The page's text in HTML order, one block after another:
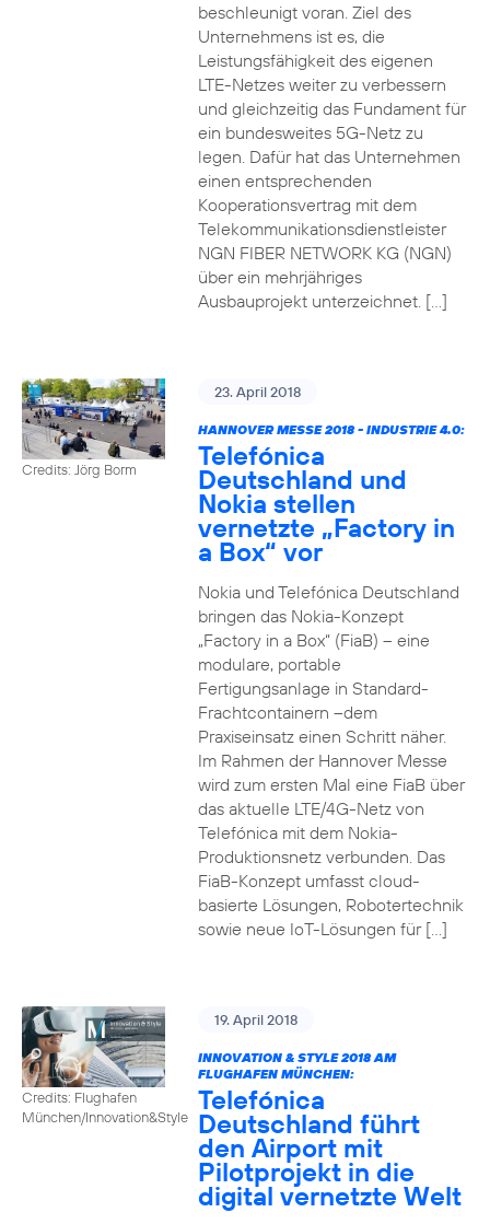
beschleunigt voran. Ziel des
Unternehmens ist es, die
Leistungsfähigkeit des eigenen
LTE-Netzes weiter zu verbessern
und gleichzeitig das Fundament für
ein bundesweites 5G-Netz zu
legen. Dafür hat das Unternehmen
einen entsprechenden
Kooperationsvertrag mit dem
Telekommunikationsdienstleister
NGN FIBER NETWORK KG (NGN)
über ein mehrjähriges
Ausbauprojekt unterzeichnet. […]
Credits: Jörg Borm
23. April 2018
HANNOVER MESSE 2018 - INDUSTRIE 4.0:
Telefónica
Deutschland und
Nokia stellen
vernetzte „Factory in
a Box“ vor
Nokia und Telefónica Deutschland
bringen das Nokia-Konzept
„Factory in a Box“ (FiaB) – eine
modulare, portable
Fertigungsanlage in Standard-
Frachtcontainern –dem
Praxiseinsatz einen Schritt näher.
Im Rahmen der Hannover Messe
wird zum ersten Mal eine FiaB über
das aktuelle LTE/4G-Netz von
Telefónica mit dem Nokia-
Produktionsnetz verbunden. Das
FiaB-Konzept umfasst cloud-
basierte Lösungen, Robotertechnik
sowie neue IoT-Lösungen für […]
Credits: Flughafen
München/Innovation&Style
19. April 2018
INNOVATION & STYLE 2018 AM
FLUGHAFEN MÜNCHEN:
Telefónica
Deutschland führt
den Airport mit
Pilotprojekt in die
digital vernetzte Welt